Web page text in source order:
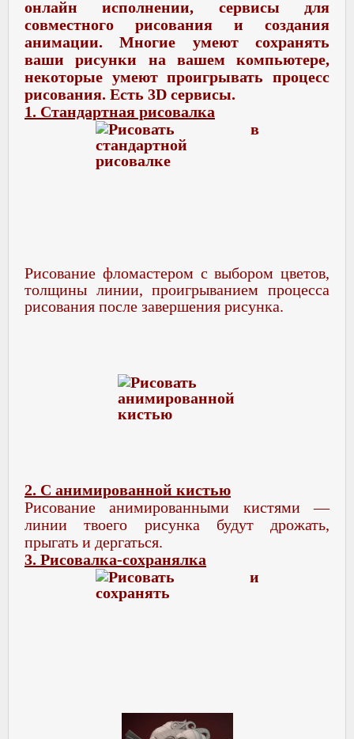
онлайн исполнении, сервисы для
совместного рисования и создания
анимации. Многие умеют сохранять
ваши рисунки на вашем компьютере,
некоторые умеют проигрывать процесс
рисования. Есть 3D сервисы.
1. Стандартная рисовалка
Рисование фломастером с выбором цветов,
толщины линии, проигрыванием процесса
рисования после завершения рисунка.
2. C анимированной кистью
Рисование анимированными кистями —
линии твоего рисунка будут дрожать,
прыгать и дергаться.
3. Рисовалка-сохранялка